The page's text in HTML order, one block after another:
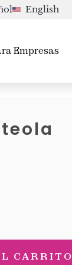
English
Empresas
CARRITO